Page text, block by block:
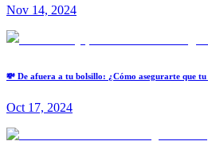
Nov 14, 2024
💸 De afuera a tu bolsillo: ¿Cómo asegurarte que
Oct 17, 2024